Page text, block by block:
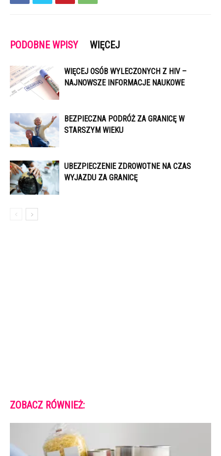
PODOBNE WPISY WIĘCEJ
WIĘCEJ OSÓB WYLECZONYCH Z HIV –
NAJNOWSZE INFORMACJE NAUKOWE
BEZPIECZNA PODRÓŻ ZA GRANICĘ W
STARSZYM WIEKU
UBEZPIECZENIE ZDROWOTNE NA CZAS
WYJAZDU ZA GRANICĘ
ZOBACZ RÓWNIEŻ: